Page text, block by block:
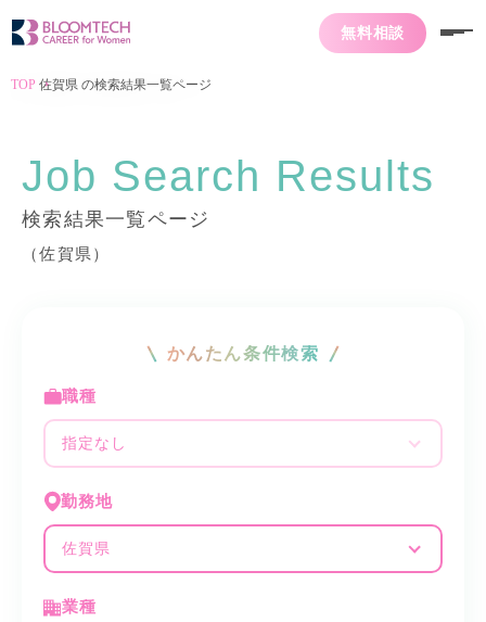
無料相談
TOP 佐賀県 の検索結果一覧ページ
Job Search Results
検索結果一覧ページ
（佐賀県）
かんたん条件検索
職種
指定なし
勤務地
佐賀県
業種